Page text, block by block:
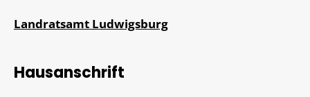
Landratsamt Ludwigsburg
Hausanschrift